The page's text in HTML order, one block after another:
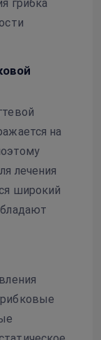
грибка
на
лечения
широкий